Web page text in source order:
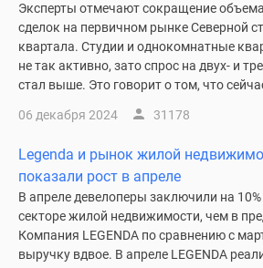
Мнение
эксперта
Студии
Ипотечный
Новости
Новостройки
Ленинградской
области
ИТ-
ипотека
Эксперты отмечают сокращение
сделок на первичном рынке Северной
квартала. Студии и однокомнатные
не так активно, зато спрос на двух- и
стал выше. Это говорит о том, что
06 декабря 2024 31178
Legenda и рынок жилой
показали рост в апреле
В апреле девелоперы заключили на
секторе жилой недвижимости, чем в
Компания LEGENDA по сравнению с
выручку вдвое. В апреле LEGENDA